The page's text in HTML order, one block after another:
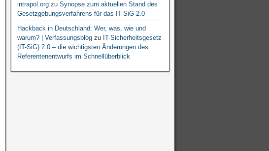
intrapol.orgzu Synopse zum aktuellen Stand des
Gesetzgebungsverfahrens für das IT-SiG 2.0
Hackback in Deutschland: Wer, was, wie und
warum? | Verfassungsblogzu IT-Sicherheitsgesetz
(IT-SiG) 2.0 – die wichtigsten Änderungen des
Referentenentwurfs im Schnellüberblick